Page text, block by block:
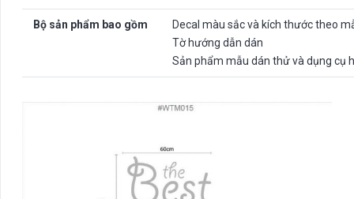
Bộ sản phẩm bao gồm
Decal màu sắc và kích thước theo
Tờ hướng dẫn dán
Sản phẩm mẫu dán thử và dụng cụ